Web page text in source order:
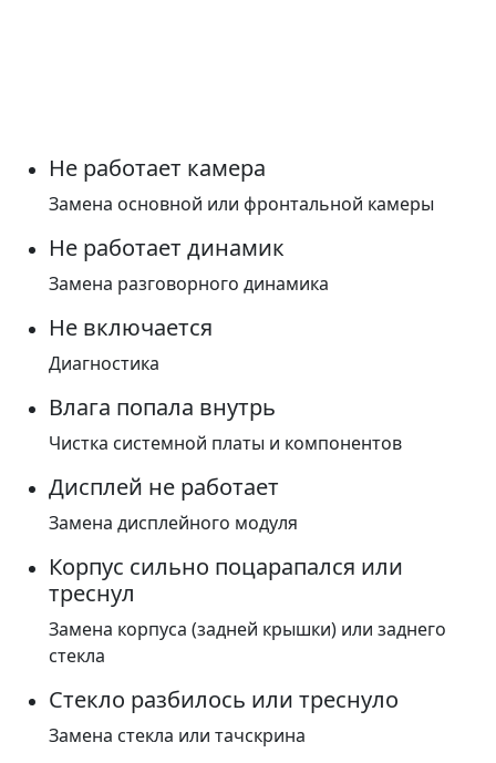
Не работает камера
Замена основной или фронтальной камеры
Не работает динамик
Замена разговорного динамика
Не включается
Диагностика
Влага попала внутрь
Чистка системной платы и компонентов
Дисплей не работает
Замена дисплейного модуля
Корпус сильно поцарапался или
треснул
Замена корпуса (задней крышки) или заднего
стекла
Стекло разбилось или треснуло
Замена стекла или тачскрина